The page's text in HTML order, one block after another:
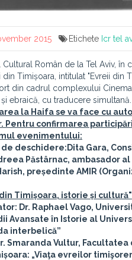
2015 Etichete Icr tel
Cultural Român de la Tel Aviv,
din Timișoara, intitulat "Evreii din
din cadrul complexului
ebraică, cu traducere simultană.
la Haifa se va face cu
Pentru confirmarea
evenimentului:
de deschidere: Dita Gara,
Păstârnac, ambasador
președinte AMIR
Timișoara, istorie și cultură"
Dr. Raphael Vago,
Avansate în Istorie al
interbelică”
Smaranda Vultur,
„Viaţa evreilor